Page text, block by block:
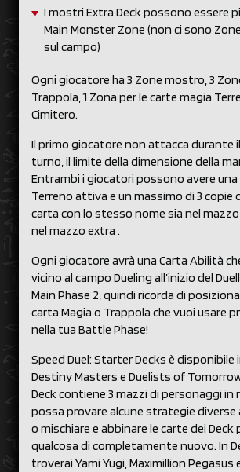
I mostri Extra Deck possono essere
Main Monster Zone (non ci sono
sul campo)
Ogni giocatore ha 3 Zone mostro, 3
Trappola, 1 Zona per le carte magia
Cimitero.
Il primo giocatore non attacca durante
turno, il limite della dimensione della
Entrambi i giocatori possono avere una
Terreno attiva e un massimo di 3 copie
carta con lo stesso nome sia nel
nel mazzo extra .
Ogni giocatore avrà una Carta Abilità
vicino al campo Dueling all’inizio del
Main Phase 2, quindi ricorda di
carta Magia o Trappola che vuoi usare
nella tua Battle Phase!
Speed Duel: Starter Decks è disponibile
Destiny Masters e Duelists of
Deck contiene 3 mazzi di personaggi in
possa provare alcune strategie diverse
o mischiare e abbinare le carte dei Deck
qualcosa di completamente nuovo. In
troverai Yami Yugi, Maximillion Pegasus